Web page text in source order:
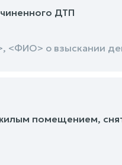
ДТП
<ФИО> о взыскании
помещением,